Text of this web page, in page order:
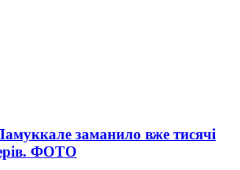
заманило вже тисячі
ФОТО